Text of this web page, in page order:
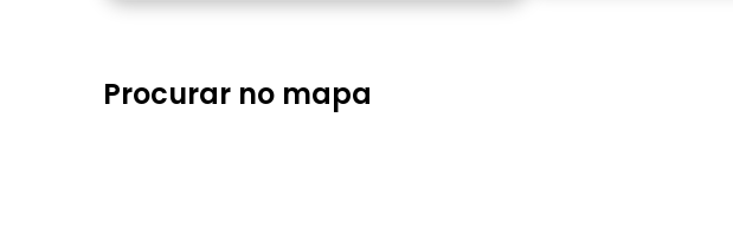
Procurar no mapa